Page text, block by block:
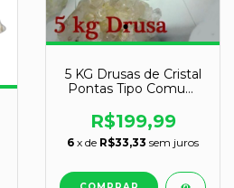
5 KG Drusas de Cristal
Pontas Tipo Comum
R$199,99
6 x de R$33,33 sem juros